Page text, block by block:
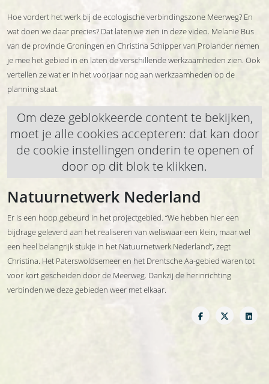
Hoe vordert het werk bij de ecologische verbindingszone Meerweg? En
wat doen we daar precies? Dat laten we zien in deze video. Melanie Bus
van de provincie Groningen en Christina Schipper van Prolander nemen
je mee het gebied in en laten de verschillende werkzaamheden zien. Ook
vertellen ze wat er in het voorjaar nog aan werkzaamheden op de
planning staat.
Om deze geblokkeerde content te bekijken,
moet je alle cookies accepteren: dat kan door
de cookie instellingen onderin te openen of
door op dit blok te klikken.
Natuurnetwerk Nederland
Er is een hoop gebeurd in het projectgebied. “We hebben hier een
bijdrage geleverd aan het realiseren van weliswaar een klein, maar wel
een heel belangrijk stukje in het Natuurnetwerk Nederland”, zegt
Christina. Het Paterswoldsemeer en het Drentsche Aa-gebied waren tot
voor kort gescheiden door de Meerweg. Dankzij de herinrichting
verbinden we deze gebieden weer met elkaar.